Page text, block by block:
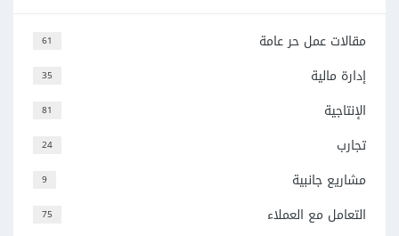
61 مقالات عمل حر عامة
35 إدارة مالية
81 الإنتاجية
24 تجارب
9 مشاريع جانبية
75 التعامل مع العملاء